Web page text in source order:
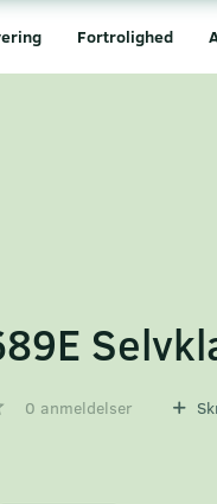
Fortrolighed
0 anmeldelser